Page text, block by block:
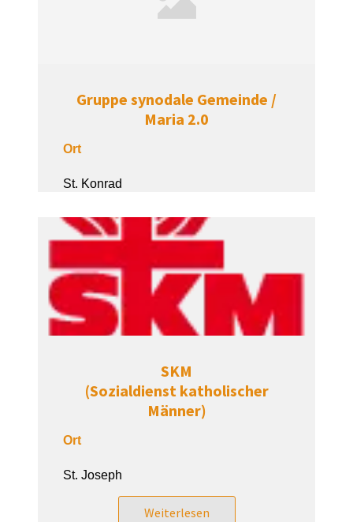
Gruppe synodale Gemeinde /
Maria 2.0
Ort
St. Konrad
SKM
(Sozialdienst katholischer
Männer)
Ort
St. Joseph
Weiterlesen